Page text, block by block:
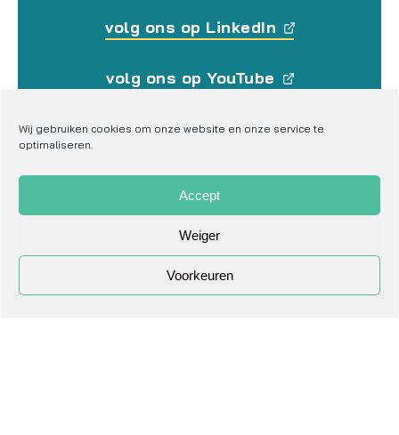
Wij gebruiken cookies om onze website en onze service te
optimaliseren.
Accept
Weiger
Voorkeuren
volg ons op LinkedIn
volg ons op YouTube